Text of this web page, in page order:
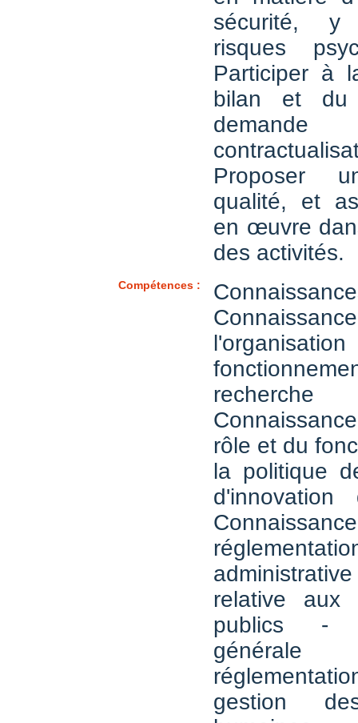
sécurité, y
risques
Participer à
bilan et
Proposer
qualité, et
en œuvre
des activités.
Compétences :
rôle et du
la politique
relative aux
publics -
gestion